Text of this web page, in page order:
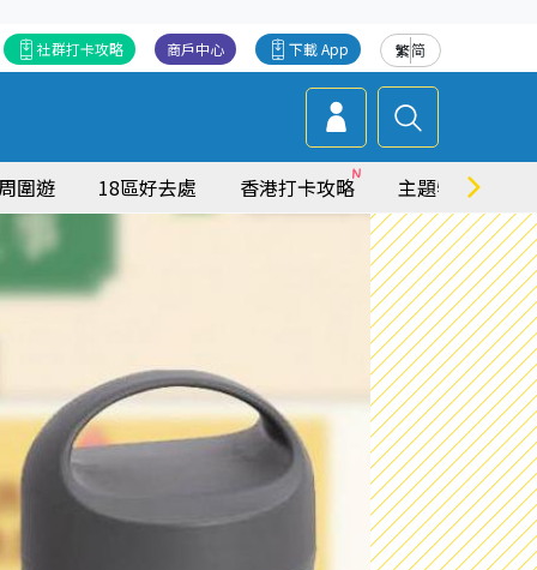
繁简
下載 App
商戶中心
社群打卡攻略
圍遊 18區好去處 香港打卡攻略 主題特集